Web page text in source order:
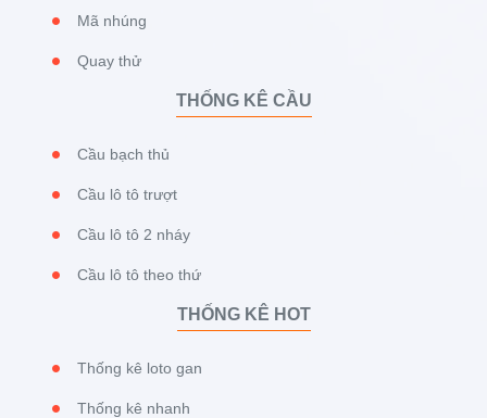
Mã nhúng
Quay thử
THỐNG KÊ CẦU
Cầu bạch thủ
Cầu lô tô trượt
Cầu lô tô 2 nháy
Cầu lô tô theo thứ
THỐNG KÊ HOT
Thống kê loto gan
Thống kê nhanh